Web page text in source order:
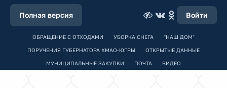
Полная версия Войти
ОБРАЩЕНИЕ С ОТХОДАМИ УБОРКА СНЕГА "НАШ ДОМ"
ПОРУЧЕНИЯ ГУБЕРНАТОРА ХМАО-ЮГРЫ ОТКРЫТЫЕ ДАННЫЕ
МУНИЦИПАЛЬНЫЕ ЗАКУПКИ ПОЧТА ВИДЕО